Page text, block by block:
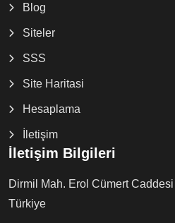
Blog
Siteler
SSS
Site Haritasi
Hesaplama
İletişim
İletişim Bilgileri
Dirmil Mah. Erol Cümert
Türkiye